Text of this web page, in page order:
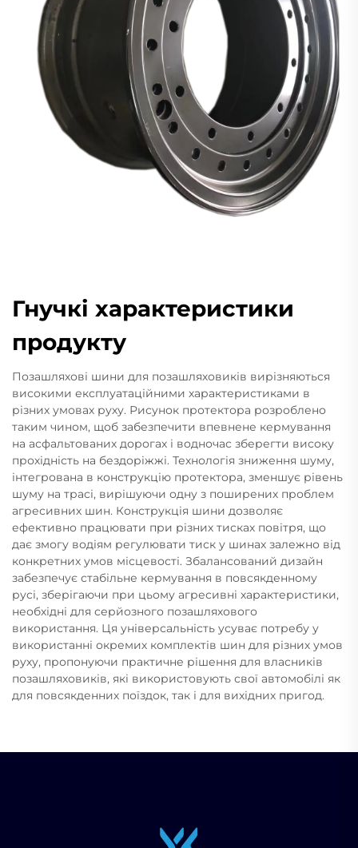
Гнучкі характеристики
продукту
Позашляхові шини для позашляховиків вирізняються
високими експлуатаційними характеристиками в
різних умовах руху. Рисунок протектора розроблено
таким чином, щоб забезпечити впевнене кермування
на асфальтованих дорогах і водночас зберегти високу
прохідність на бездоріжжі. Технологія зниження шуму,
інтегрована в конструкцію протектора, зменшує рівень
шуму на трасі, вирішуючи одну з поширених проблем
агресивних шин. Конструкція шини дозволяє
ефективно працювати при різних тисках повітря, що
дає змогу водіям регулювати тиск у шинах залежно від
конкретних умов місцевості. Збалансований дизайн
забезпечує стабільне кермування в повсякденному
русі, зберігаючи при цьому агресивні характеристики,
необхідні для серйозного позашляхового
використання. Ця універсальність усуває потребу у
використанні окремих комплектів шин для різних умов
руху, пропонуючи практичне рішення для власників
позашляховиків, які використовують свої автомобілі як
для повсякденних поїздок, так і для вихідних пригод.